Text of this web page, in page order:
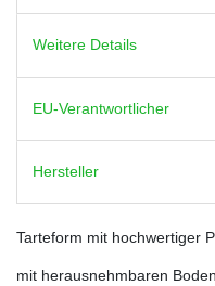
Weitere Details
EU-Verantwortlicher
Hersteller
Tarteform mit hochwertiger
mit herausnehmbaren